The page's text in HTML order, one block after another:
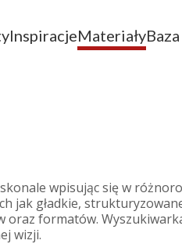
InspiracjeMateriały
wpisując się w
gładkie,
formatów.
wizji.